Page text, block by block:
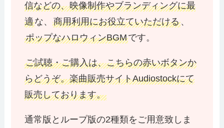
信などの、映像制作やブランディングに最
適な、商用利用にお役立ていただける、
ポップなハロウィンBGMです。
ご試聴・ご購入は、こちらの赤いボタンか
らどうぞ。楽曲販売サイトAudiostockにて
販売しております。
通常版とループ版の2種類をご用意致しま